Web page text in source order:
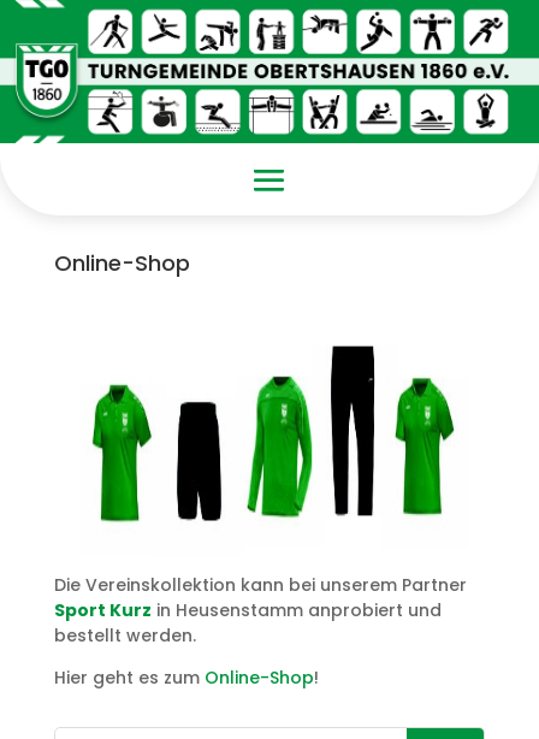
Online-Shop
Die Vereinskollektion kann bei unserem Partner
Sport Kurz in Heusenstamm anprobiert und
bestellt werden.
Hier geht es zum Online-Shop!